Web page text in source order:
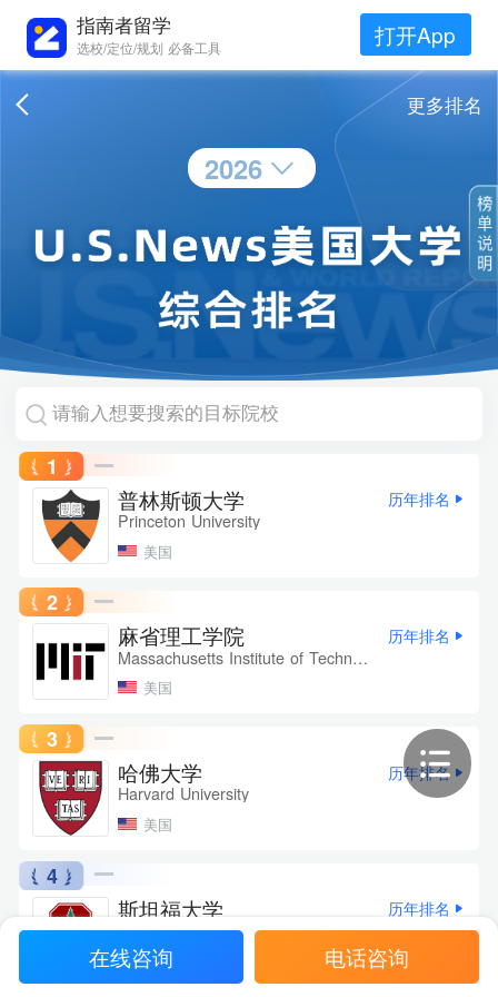
指南者留学
选校/定位/规划 必备工具 打开App
更多排名
2026
1
普林斯顿大学
历年排名
Princeton University
美国
2
麻省理工学院
历年排名
Massachusetts Institute of Technology
美国
3
哈佛大学
历年排名
Harvard University
美国
4
斯坦福大学
历年排名
Stanford University
美国
在线咨询 电话咨询